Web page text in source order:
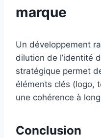
marque
Un développement
dilution de l’identité
stratégique permet
éléments clés (logo,
une cohérence à
Conclusion